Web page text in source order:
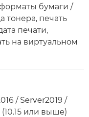
бумаги /
тонера, печать
печати,
на виртуальном
/ Server2019 /
(10.15 или выше)